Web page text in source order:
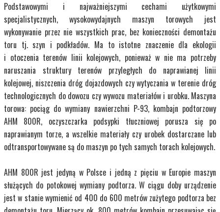
Podstawowymi i najważniejszymi cechami użytkowymi
specjalistycznych, wysokowydajnych maszyn torowych jest
wykonywanie przez nie wszystkich prac, bez konieczności demontażu
toru tj. szyn i podkładów. Ma to istotne znaczenie dla ekologii
i otoczenia terenów linii kolejowych, ponieważ w nie ma potrzeby
naruszania struktury terenów przyległych do naprawianej linii
kolejowej, niszczenia dróg dojazdowych czy wytyczania w terenie dróg
technologicznych do dowozu czy wywozu materiałów i urobku. Maszyna
torowa: pociąg do wymiany nawierzchni P-93, kombajn podtorzowy
AHM 800R, oczyszczarka podsypki tłuczniowej porusza się po
naprawianym torze, a wszelkie materiały czy urobek dostarczane lub
odtransportowywane są do maszyn po tych samych torach kolejowych.
AHM 800R jest jedyną w Polsce i jedną z pięciu w Europie maszyn
służących do potokowej wymiany podtorza. W ciągu doby urządzenie
jest w stanie wymienić od 400 do 600 metrów zużytego podtorza bez